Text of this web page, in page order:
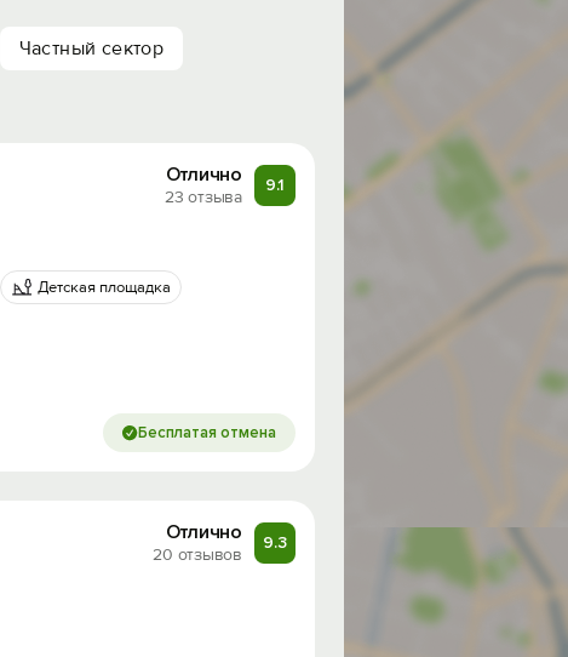
Частный сектор
Отлично
23 отзыва
9.1
Детская площадка
Бесплатая отмена
Отлично
20 отзывов
9.3